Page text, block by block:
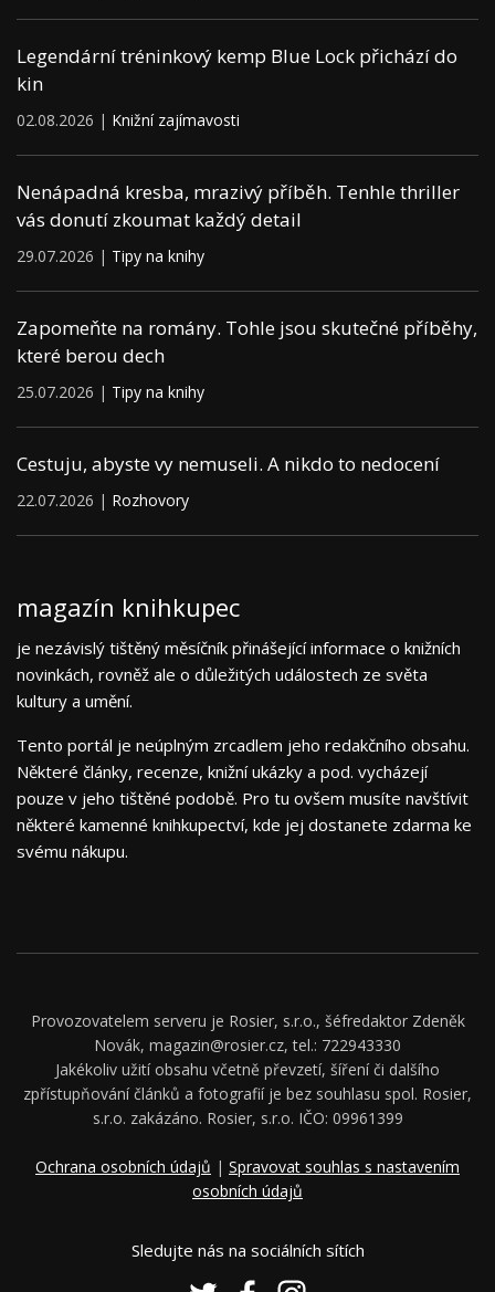
Legendární tréninkový kemp Blue Lock přichází do
kin
02.08.2026 | Knižní zajímavosti
Nenápadná kresba, mrazivý příběh. Tenhle thriller
vás donutí zkoumat každý detail
29.07.2026 | Tipy na knihy
Zapomeňte na romány. Tohle jsou skutečné příběhy,
které berou dech
25.07.2026 | Tipy na knihy
Cestuju, abyste vy nemuseli. A nikdo to nedocení
22.07.2026 | Rozhovory
magazín knihkupec
je nezávislý tištěný měsíčník přinášející informace o knižních
novinkách, rovněž ale o důležitých událostech ze světa
kultury a umění.
Tento portál je neúplným zrcadlem jeho redakčního obsahu.
Některé články, recenze, knižní ukázky a pod. vycházejí
pouze v jeho tištěné podobě. Pro tu ovšem musíte navštívit
některé kamenné knihkupectví, kde jej dostanete zdarma ke
svému nákupu.
Provozovatelem serveru je Rosier, s.r.o., šéfredaktor Zdeněk
Novák, magazin@rosier.cz, tel.: 722943330
Jakékoliv užití obsahu včetně převzetí, šíření či dalšího
zpřístupňování článků a fotografií je bez souhlasu spol. Rosier,
s.r.o. zakázáno. Rosier, s.r.o. IČO: 09961399
Ochrana osobních údajů | Spravovat souhlas s nastavením
osobních údajů
Sledujte nás na sociálních sítích